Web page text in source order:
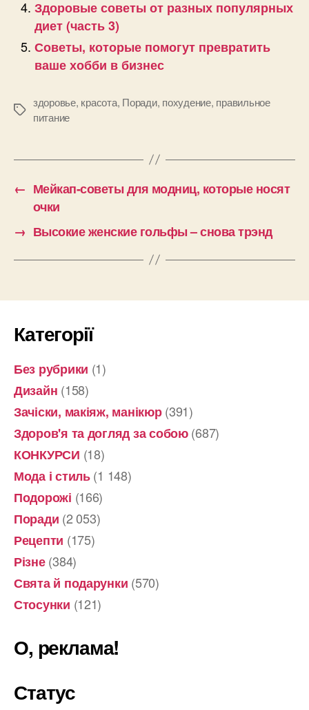
Здоровые советы от разных популярных
диет (часть 3)
Советы, которые помогут превратить
ваше хобби в бизнес
Позначки
здоровье, красота, Поради, похудение, правильное
питание
← Мейкап-советы для модниц, которые носят
очки
→ Высокие женские гольфы – снова трэнд
Категорії
Без рубрики (1)
Дизайн (158)
Зачіски, макіяж, манікюр(391)
Здоров'я та догляд за собою(687)
КОНКУРСИ (18)
Мода і стиль(1 148)
Подорожі (166)
Поради (2 053)
Рецепти (175)
Різне(384)
Свята й подарунки (570)
Стосунки (121)
О, реклама!
Статус